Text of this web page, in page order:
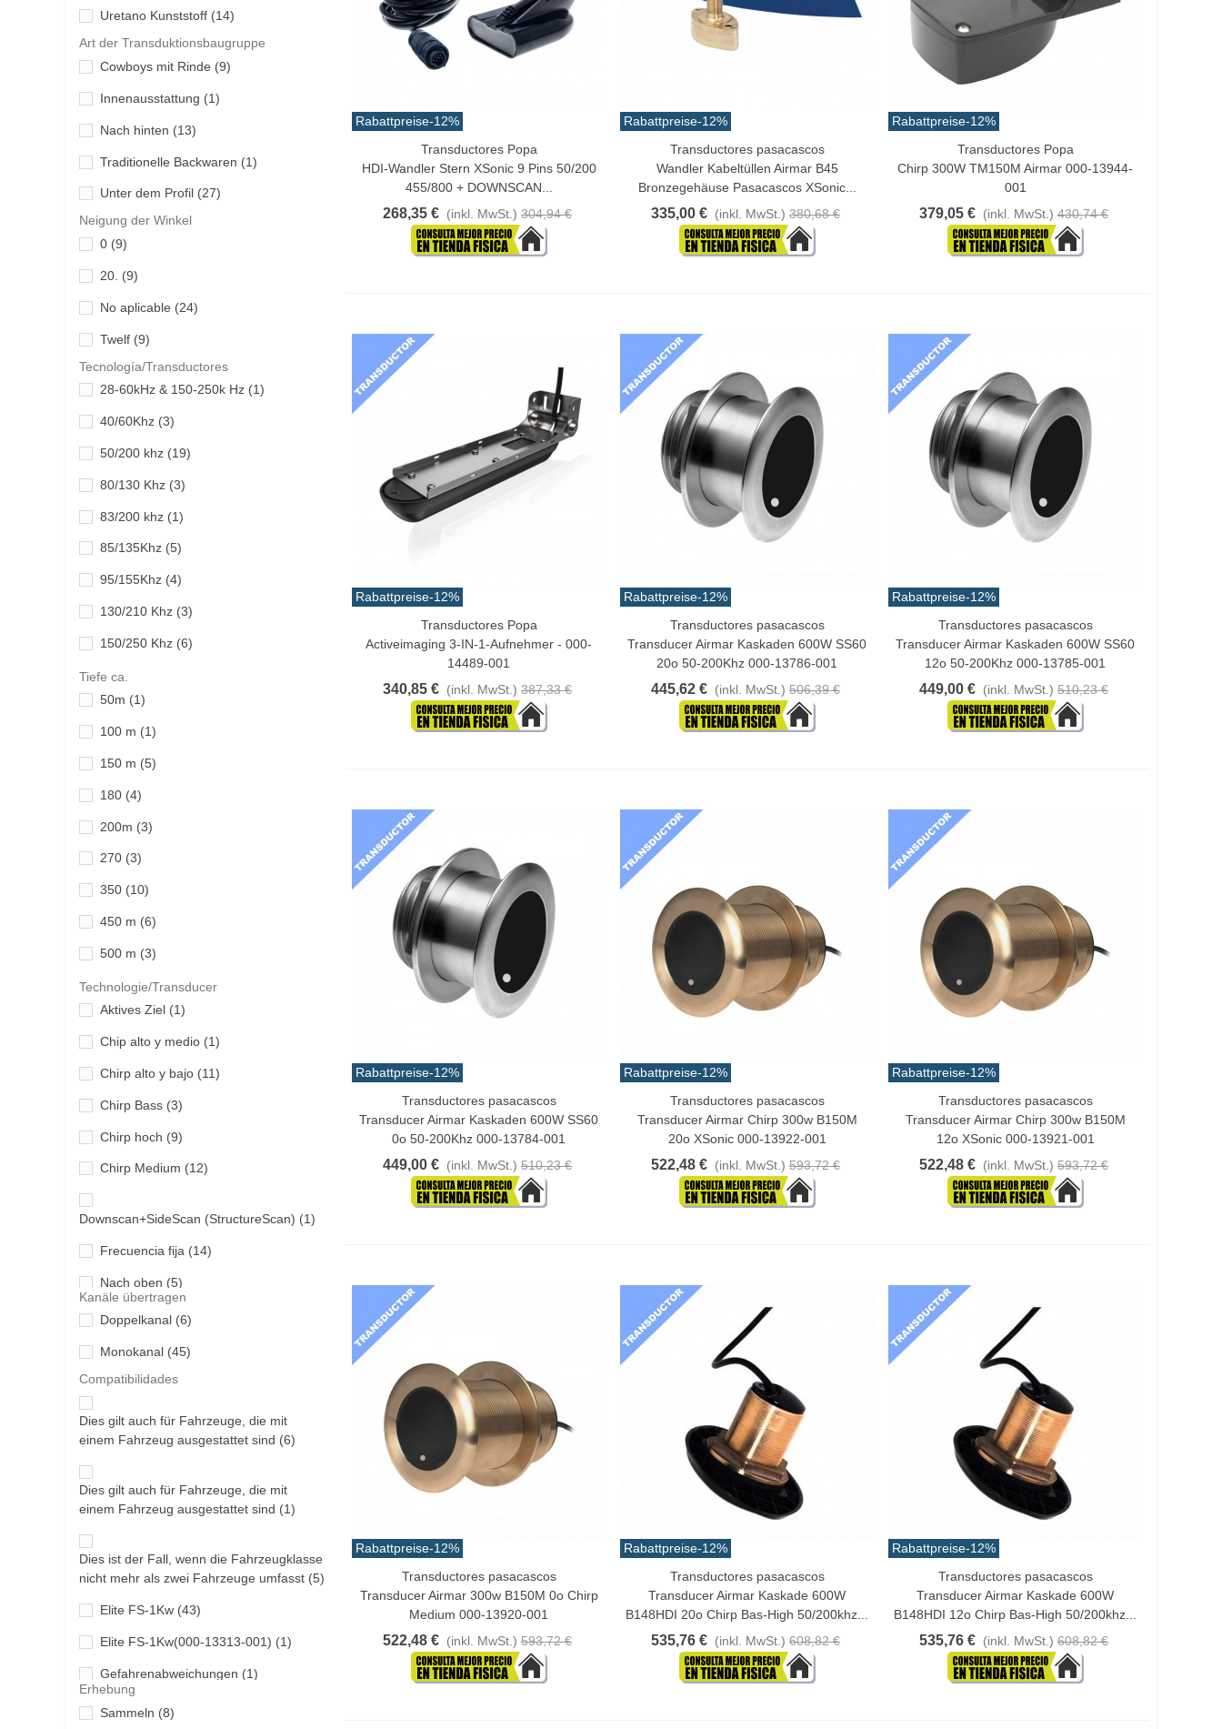
Uretano Kunststoff (14)
Art der Transduktionsbaugruppe
Cowboys mit Rinde (9)
Innenausstattung (1)
Nach hinten (13)
Traditionelle Backwaren (1)
Unter dem Profil (27)
Neigung der Winkel
0 (9)
20. (9)
No aplicable (24)
Twelf (9)
Tecnología/Transductores
28-60kHz & 150-250k Hz (1)
40/60Khz (3)
50/200 khz (19)
80/130 Khz (3)
83/200 khz (1)
85/135Khz (5)
95/155Khz (4)
130/210 Khz (3)
150/250 Khz (6)
455/800 khz
CHIRP 38-75 kHz & 150-250 kHz
CHIRP 42-65 kHz & 130-210 kHz
CHIRP 42-65 kHz & 150-250 kHz
Tiefe ca.
50m (1)
100 m (1)
150 m (5)
180 (4)
200m (3)
270 (3)
350 (10)
450 m (6)
500 m (3)
650 m(1)
670m(1)
730 Uhr(1)
750 m2(1)
760m(3)
800 m(1)
910 m(5)
Technologie/Transducer
Aktives Ziel (1)
Chip alto y medio (1)
Chirp alto y bajo (11)
Chirp Bass (3)
Chirp hoch (9)
Chirp Medium (12)
Downscan+SideScan (StructureScan) (1)
Frecuencia fija (14)
Nach oben (5)
Kanäle übertragen
Doppelkanal (6)
Monokanal (45)
Compatibilidades
Dies gilt auch für Fahrzeuge, die mit
einem Fahrzeug ausgestattet sind (6)
Dies gilt auch für Fahrzeuge, die mit
einem Fahrzeug ausgestattet sind (1)
Dies ist der Fall, wenn die Fahrzeugklasse
nicht mehr als zwei Fahrzeuge umfasst (5)
Elite FS-1Kw (43)
Elite FS-1Kw(000-13313-001) (1)
Gefahrenabweichungen (1)
Go-600W (21)
Erhebung
Sammeln (8)
Rabattpreise-12%
In Den WarenkorbTransductores Popa
HDI-Wandler Stern XSonic 9 Pins 50/200
455/800 + DOWNSCAN...
268,35 € (inkl. MwSt.) 304,94 €
Rabattpreise-12%
In Den Warenkorb
Transductores pasacascos
Wandler Kabeltüllen Airmar B45
Bronzegehäuse Pasacascos XSonic...
335,00 € (inkl. MwSt.) 380,68 €
Rabattpreise-12%
In Den WarenkorbTransductores Popa
Chirp 300W TM150M Airmar 000-13944-
001
379,05 € (inkl. MwSt.) 430,74 €
Rabattpreise-12%
In Den WarenkorbTransductores Popa
Activeimaging 3-IN-1-Aufnehmer - 000-
14489-001
340,85 € (inkl. MwSt.) 387,33 €
Rabattpreise-12%
In Den Warenkorb
Transductores pasacascos
Transducer Airmar Kaskaden 600W SS60
20o 50-200Khz 000-13786-001
445,62 € (inkl. MwSt.) 506,39 €
Rabattpreise-12%
In Den Warenkorb
Transductores pasacascos
Transducer Airmar Kaskaden 600W SS60
12o 50-200Khz 000-13785-001
449,00 € (inkl. MwSt.) 510,23 €
Rabattpreise-12%
In Den Warenkorb
Transductores pasacascos
Transducer Airmar Kaskaden 600W SS60
0o 50-200Khz 000-13784-001
449,00 € (inkl. MwSt.) 510,23 €
Rabattpreise-12%
In Den Warenkorb
Transductores pasacascos
Transducer Airmar Chirp 300w B150M
20o XSonic 000-13922-001
522,48 € (inkl. MwSt.) 593,72 €
Rabattpreise-12%
In Den Warenkorb
Transductores pasacascos
Transducer Airmar Chirp 300w B150M
12o XSonic 000-13921-001
522,48 € (inkl. MwSt.) 593,72 €
Rabattpreise-12%
In Den Warenkorb
Transductores pasacascos
Transducer Airmar 300w B150M 0o Chirp
Medium 000-13920-001
522,48 € (inkl. MwSt.) 593,72 €
Rabattpreise-12%
In Den Warenkorb
Transductores pasacascos
Transducer Airmar Kaskade 600W
B148HDI 20o Chirp Bas-High 50/200khz...
535,76 € (inkl. MwSt.) 608,82 €
Rabattpreise-12%
In Den Warenkorb
Transductores pasacascos
Transducer Airmar Kaskade 600W
B148HDI 12o Chirp Bas-High 50/200khz...
535,76 € (inkl. MwSt.) 608,82 €